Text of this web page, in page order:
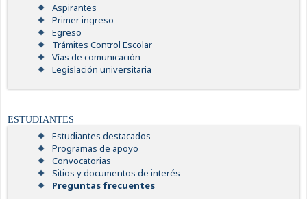
Aspirantes
Primer ingreso
Egreso
Trámites Control Escolar
Vías de comunicación
Legislación universitaria
ESTUDIANTES
Estudiantes destacados
Programas de apoyo
Convocatorias
Sitios y documentos de interés
Preguntas frecuentes